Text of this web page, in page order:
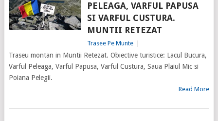
PELEAGA, VARFUL PAPUSA
SI VARFUL CUSTURA.
MUNTII RETEZAT
Trasee Pe Munte
Traseu montan in Muntii Retezat. Obiective turistice: Lacul Bucura,
Varful Peleaga, Varful Papusa, Varful Custura, Saua Plaiul Mic si
Poiana Pelegii.
Read More